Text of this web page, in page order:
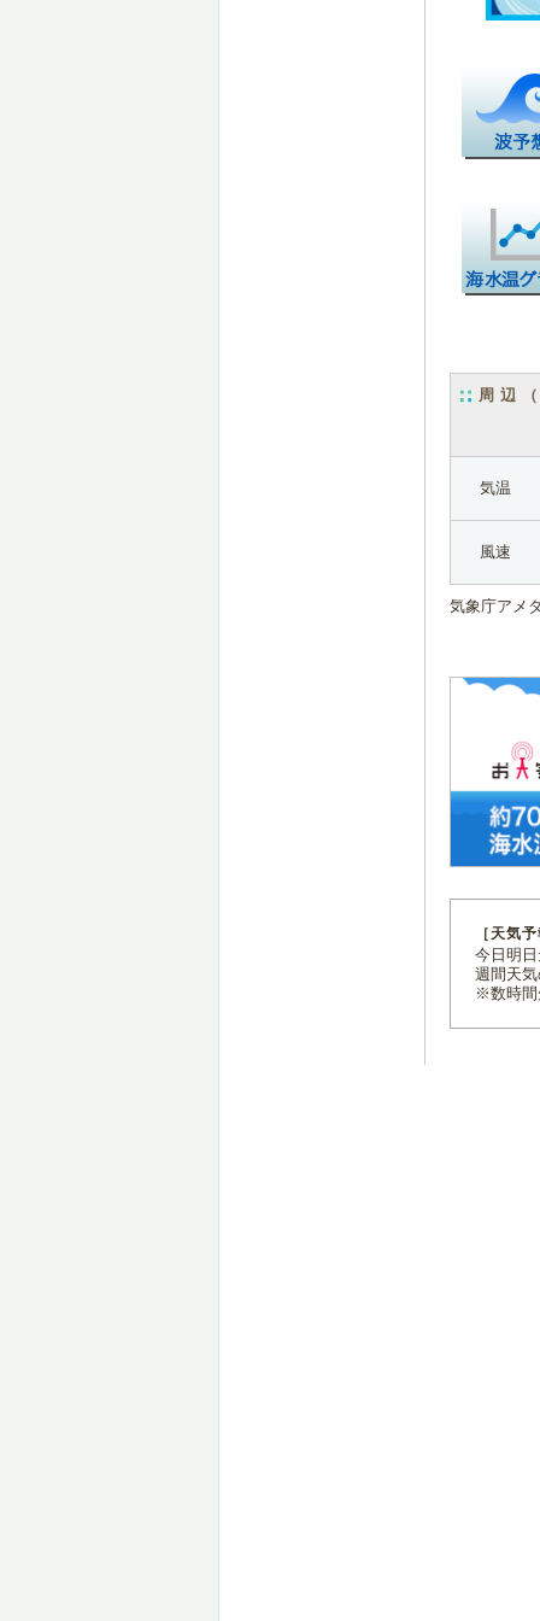
周辺
気温
風速
気象庁アメ
［天気
今日明
週間天
※数時間